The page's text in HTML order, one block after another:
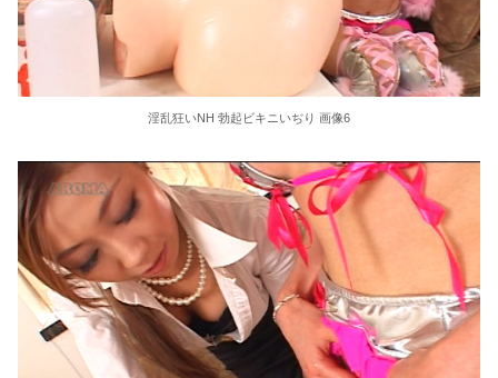
淫乱狂いNH 勃起ビキニいぢり 画像6